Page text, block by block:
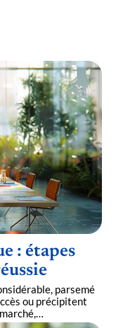
: étapes
parsemé
ou précipitent
…